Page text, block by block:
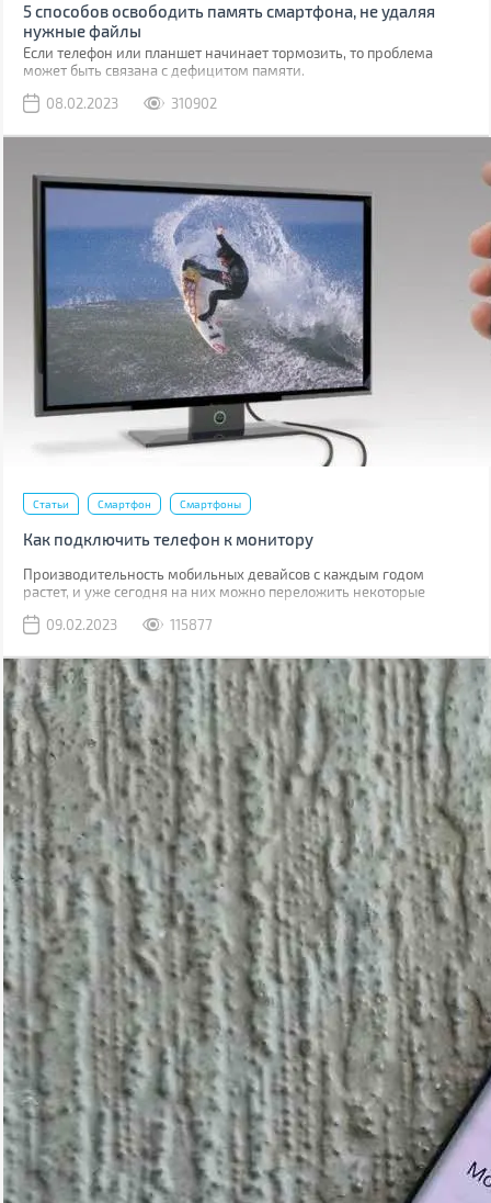
5 способов освободить память смартфона, не удаляя
нужные файлы
Если телефон или планшет начинает тормозить, то проблема
может быть связана с дефицитом памяти.
08.02.2023
310902
Статьи Смартфон Смартфоны
Как подключить телефон к монитору
Производительность мобильных девайсов с каждым годом
растет, и уже сегодня на них можно переложить некоторые
09.02.2023
115877